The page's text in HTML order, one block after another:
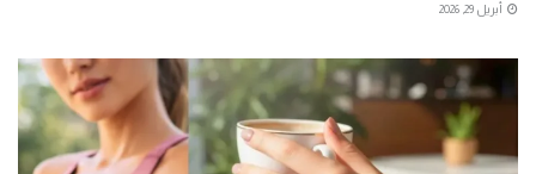
أبريل 29, 2026